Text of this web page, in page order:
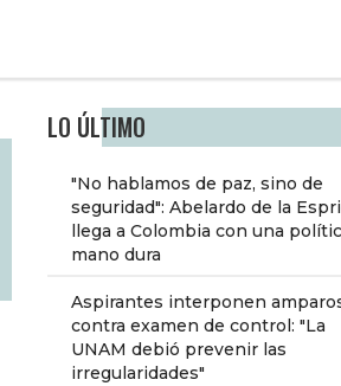
LO ÚLTIMO
"No hablamos de paz, sino de
seguridad": Abelardo de la
llega a Colombia con una
mano dura
Aspirantes interponen
contra examen de control: "La
UNAM debió prevenir las
irregularidades"